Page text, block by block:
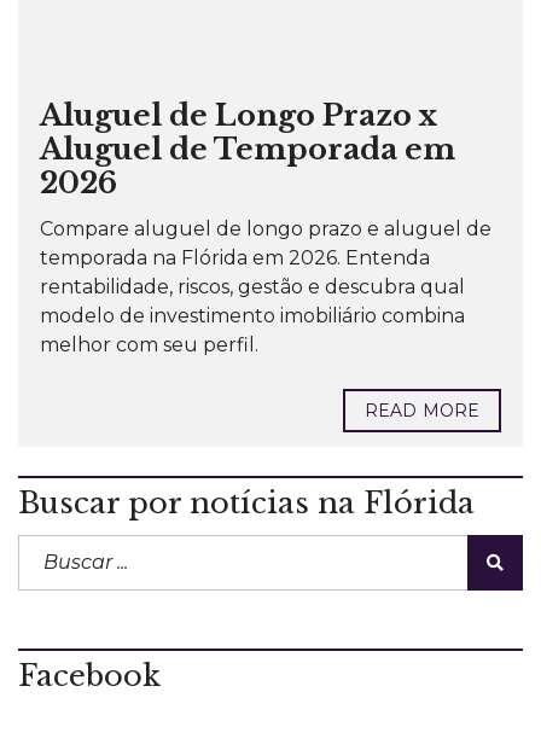
Aluguel de Longo Prazo x
Aluguel de Temporada em
2026
Compare aluguel de longo prazo e aluguel de
temporada na Flórida em 2026. Entenda
rentabilidade, riscos, gestão e descubra qual
modelo de investimento imobiliário combina
melhor com seu perfil.
READ MORE
Buscar por notícias na Flórida
Facebook